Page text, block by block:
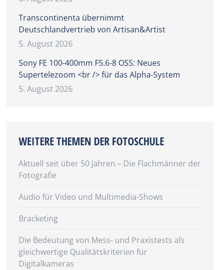
Transcontinenta übernimmt
Deutschlandvertrieb von Artisan&Artist
5. August 2026
Sony FE 100-400mm F5.6-8 OSS: Neues
Supertelezoom <br /> für das Alpha-System
5. August 2026
WEITERE THEMEN DER FOTOSCHULE
Aktuell seit über 50 Jahren – Die Flachmänner der
Fotografie
Audio für Video und Multimedia-Shows
Bracketing
Die Bedeutung von Mess- und Praxistests als
gleichwertige Qualitätskriterien für
Digitalkameras